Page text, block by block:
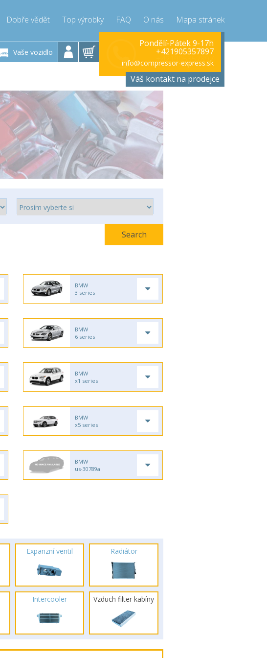
Dobře vědět Top výrobky FAQ O nás Mapa stránek
Vaše vozidlo
Zavolejte teď!
+421905357897
Pondělí-Pátek 9-17h
+421905357897
info@compressor-express.sk
Váš kontakt na prodejce
BMW
3 series
BMW
6 series
BMW
x1 series
BMW
x5 series
BMW
us-30789a
Expanzní ventil Radiátor
Intercooler Vzduch filter kabíny